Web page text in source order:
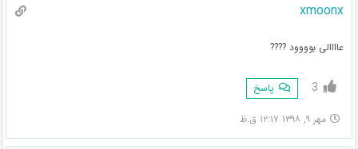
xmoonx
عاااالی بوووود ????
3 پاسخ
مهر ۹, ۱۳۹۸ ۱۲:۱۷ ق.ظ